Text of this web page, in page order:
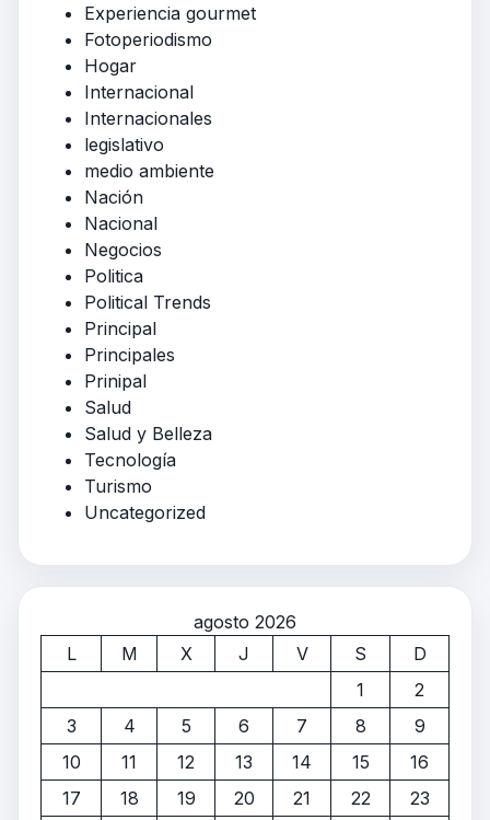
Experiencia gourmet
Fotoperiodismo
Hogar
Internacional
Internacionales
legislativo
medio ambiente
Nación
Nacional
Negocios
Politica
Political Trends
Principal
Principales
Prinipal
Salud
Salud y Belleza
Tecnología
Turismo
Uncategorized
agosto 2026
L
M X J V S
D
1
2
3
4 5 6 7 8
9
10
11 12 13 14 15
16
17
18 19 20 21 22
23